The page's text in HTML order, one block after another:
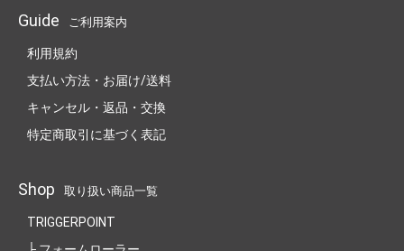
Guide ご利用案内
利用規約
支払い方法・お届け/送料
キャンセル・返品・交換
特定商取引に基づく表記
Shop 取り扱い商品一覧
TRIGGERPOINT